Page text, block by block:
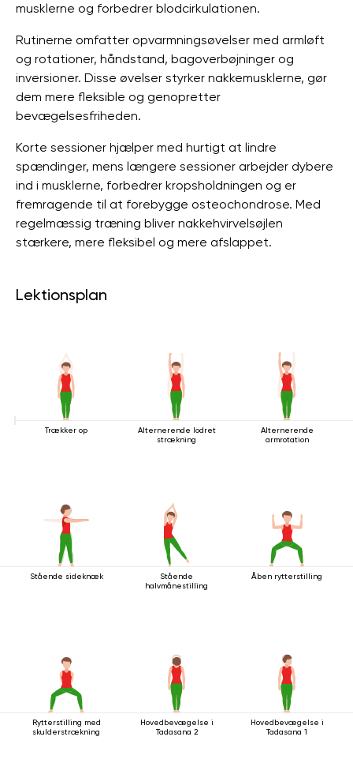
musklerne og forbedrer blodcirkulationen.
Rutinerne omfatter opvarmningsøvelser med armløft
og rotationer, håndstand, bagoverbøjninger og
inversioner. Disse øvelser styrker nakkemusklerne, gør
dem mere fleksible og genopretter
bevægelsesfriheden.
Korte sessioner hjælper med hurtigt at lindre
spændinger, mens længere sessioner arbejder dybere
ind i musklerne, forbedrer kropsholdningen og er
fremragende til at forebygge osteochondrose. Med
regelmæssig træning bliver nakkehvirvelsøjlen
stærkere, mere fleksibel og mere afslappet.
Lektionsplan
Trækker op
Alternerende lodret
strækning
Alternerende
armrotation
Stående sideknæk
Stående
halvmånestilling
Åben rytterstilling
Rytterstilling med
skulderstrækning
Hovedbevægelse i
Tadasana 2
Hovedbevægelse i
Tadasana 1